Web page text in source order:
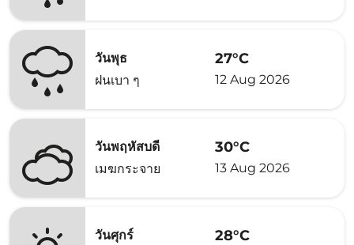
วันพุธ
ฝนเบา ๆ
27°C
12 Aug 2026
วันพฤหัสบดี
เมฆกระจาย
30°C
13 Aug 2026
วันศุกร์
28°C